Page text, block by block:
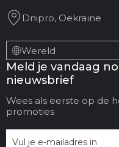
Jouw feedback:
Dnipro, Oekraïne
Wereld
Meld je vandaag
nieuwsbrief
Wees als eerste op de
promoties